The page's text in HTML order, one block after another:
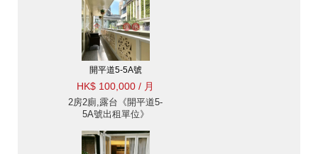
開平道5-5A號
HK$ 100,000 / 月
2房2廁,露台《開平道5-
5A號出租單位》